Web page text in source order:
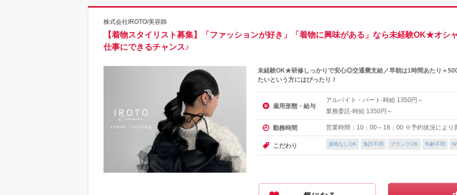
株式会社IROTO/美容師
【着物スタイリスト募集】「ファッションが好き」「着物に興味がある」なら未経験OK★オシ
仕事にできるチャンス♪
未経験OK★研修しっかりで安心◎交通費支給／早朝は1時間あたり＋
たいという方にはぴったり！
雇用形態・給与
アルバイト・パート-時給 1350円～
業務委託-時給 1350円～
勤務時間 営業時間：10：00～18：00 ※予約状況によ
こだわり 資格なしOK 免許不問 ブランクOK 年齢不問